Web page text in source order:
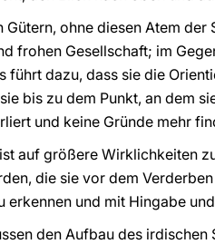
ohne diesen Atem
frohen Gesellschaft; im
führt dazu, dass sie die
bis zu dem Punkt, an dem
und keine Gründe mehr
auf größere Wirklichkeiten
die sie vor dem
erkennen und mit Hingabe
den Aufbau des